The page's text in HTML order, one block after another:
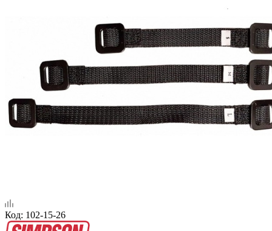
Код: 102-15-26